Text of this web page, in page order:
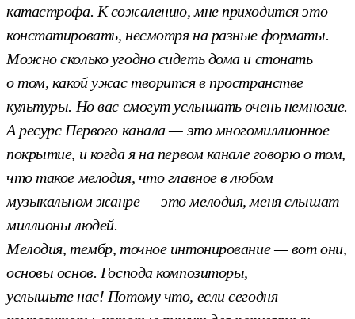
катастрофа. К сожалению, мне приходится это
констатировать, несмотря на разные форматы.
Можно сколько угодно сидеть дома и стонать
о том, какой ужас творится в пространстве
культуры. Но вас смогут услышать очень немногие.
А ресурс Первого канала — это многомиллионное
покрытие, и когда я на первом канале говорю о том,
что такое мелодия, что главное в любом
музыкальном жанре — это мелодия, меня слышат
миллионы людей.
Мелодия, тембр, точное интонирование — вот они,
основы основ. Господа композиторы,
услышьте нас! Потому что, если сегодня